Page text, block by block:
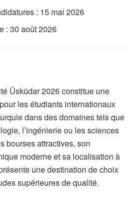
: 15 mai 2026
: 30 août 2026
Üsküdar 2026 constitue une
les étudiants internationaux
dans des domaines tels que
l’ingénierie ou les sciences
bourses attractives, son
moderne et sa localisation à
une destination de choix
supérieures de qualité.